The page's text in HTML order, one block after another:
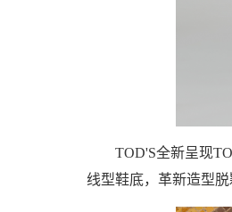
TOD'S全新呈现
线型鞋底，革新造型脱